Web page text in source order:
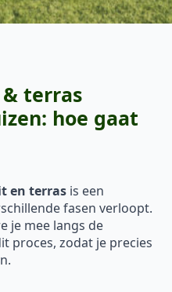
terras
hoe gaat
en terras is een
fasen verloopt.
je mee langs de
proces, zodat je precies